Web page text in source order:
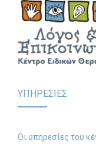
ΥΠΗΡΕΣΙΕΣ
Οι υπηρεσίες του